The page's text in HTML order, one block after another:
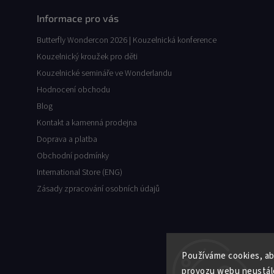
Používáme cookies,
provozu webu
Informace pro vás
Butterfly Wondercon 2026 | Kouzelnická konference
Kouzelnický kroužek pro děti
Kouzelnické semináře ve Wonderlandu
Hodnocení obchodu
Blog
Kontakt a kamenná prodejna
Doprava a platba
Obchodní podmínky
International Store (ENG)
Zásady zpracování osobních údajů